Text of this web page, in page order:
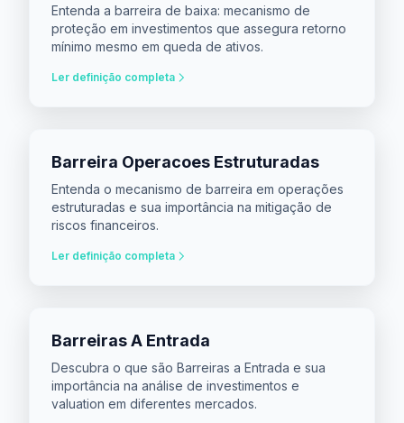
Entenda a barreira de baixa: mecanismo de
proteção em investimentos que assegura retorno
mínimo mesmo em queda de ativos.
Ler definição completa
Barreira Operacoes Estruturadas
Entenda o mecanismo de barreira em operações
estruturadas e sua importância na mitigação de
riscos financeiros.
Ler definição completa
Barreiras A Entrada
Descubra o que são Barreiras a Entrada e sua
importância na análise de investimentos e
valuation em diferentes mercados.